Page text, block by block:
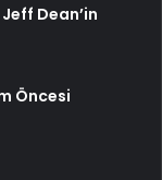
Dean’in
Öncesi